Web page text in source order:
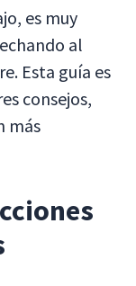
es muy
al
Esta guía es
consejos,
más